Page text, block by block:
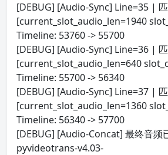
[DEBUG] [Audio-Sync] Line=35 |
[current_slot_audio_len=1940
Timeline: 53760 -> 55700
[DEBUG] [Audio-Sync] Line=36 |
[current_slot_audio_len=640
Timeline: 55700 -> 56340
[DEBUG] [Audio-Sync] Line=37 |
[current_slot_audio_len=1360
Timeline: 56340 -> 57700
[DEBUG] [Audio-Concat] 最终音频
pyvideotrans-v4.03-